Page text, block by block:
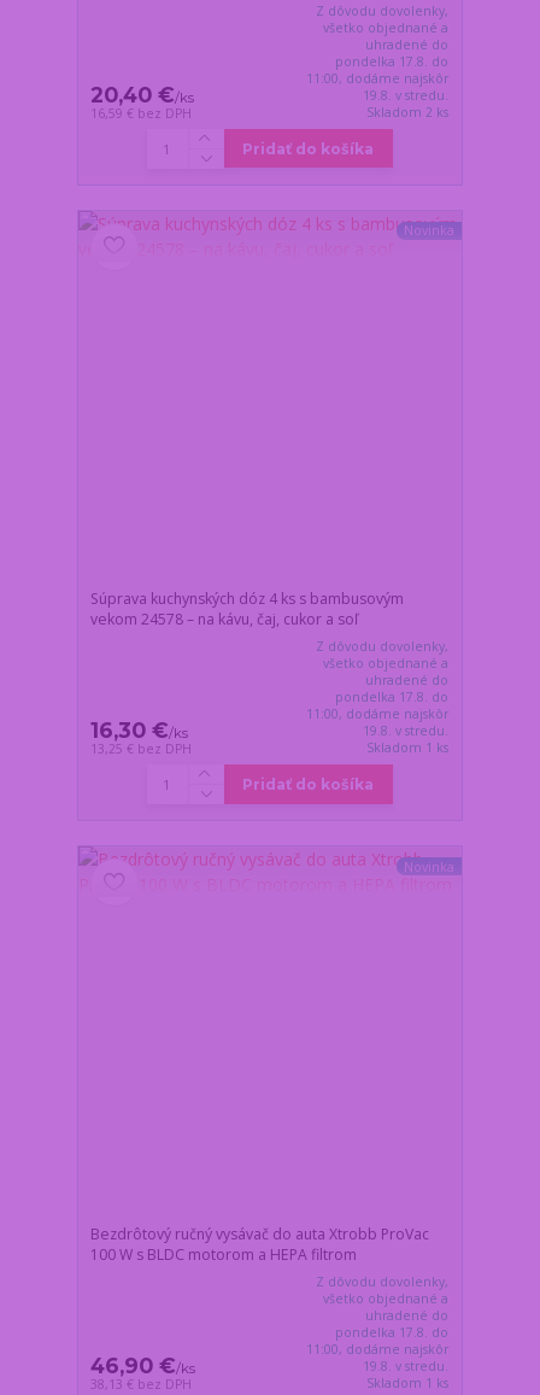
20,40 €/ks
16,59 € bez DPH
Z dôvodu dovolenky,
všetko objednané a
uhradené do
pondelka 17.8. do
11:00, dodáme najskôr
19.8. v stredu.
Skladom 2 ks
Pridať do košíka
Novinka
Súprava kuchynských dóz 4 ks s bambusovým
vekom 24578 – na kávu, čaj, cukor a soľ
16,30 €/ks
13,25 € bez DPH
Z dôvodu dovolenky,
všetko objednané a
uhradené do
pondelka 17.8. do
11:00, dodáme najskôr
19.8. v stredu.
Skladom 1 ks
Pridať do košíka
Novinka
Bezdrôtový ručný vysávač do auta Xtrobb ProVac
100 W s BLDC motorom a HEPA filtrom
46,90 €/ks
38,13 € bez DPH
Z dôvodu dovolenky,
všetko objednané a
uhradené do
pondelka 17.8. do
11:00, dodáme najskôr
19.8. v stredu.
Skladom 1 ks